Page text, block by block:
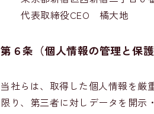
代表取締役CEO 橘大地
第６条（個人情報の管理と保護
当社らは、取得した個人情報を厳
限り、第三者に対しデータを開示